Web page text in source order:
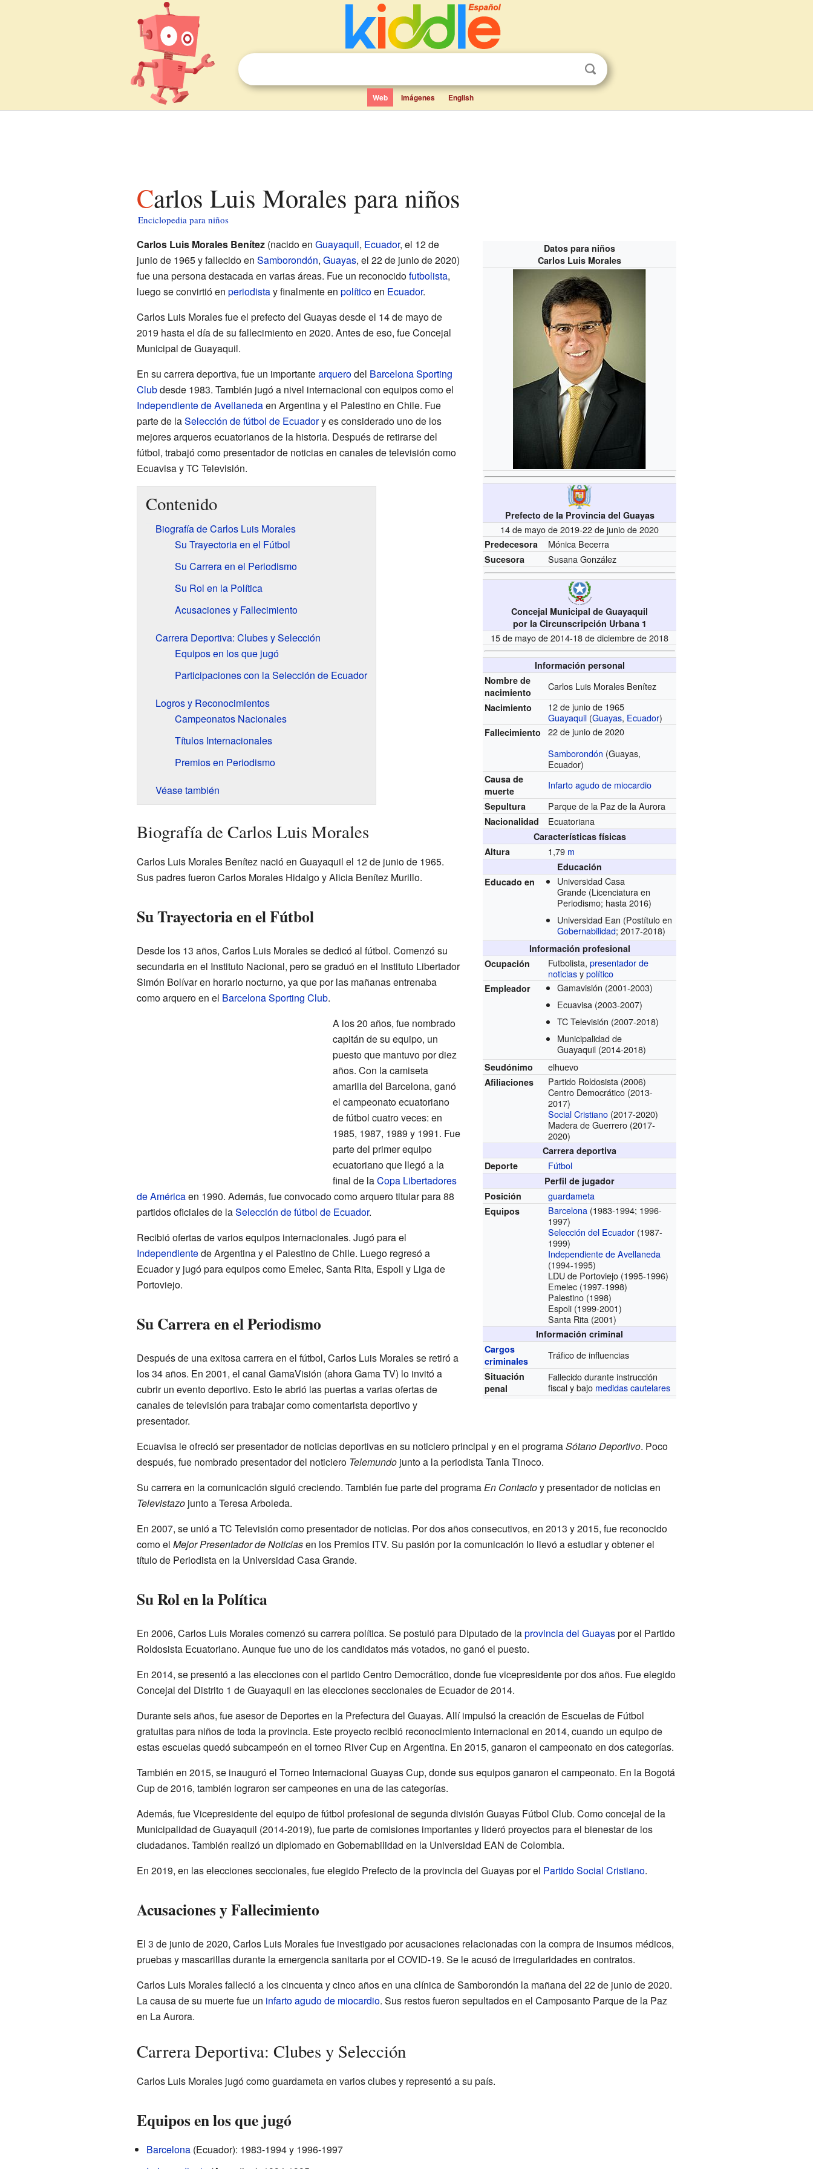
Web Imágenes English
Carlos Luis Morales para niños
Enciclopedia para niños
Datos para niños
Carlos Luis Morales
Prefecto de la Provincia del Guayas
14 de mayo de 2019-22 de junio de 2020
Predecesora Mónica Becerra
Sucesora Susana González
Concejal Municipal de Guayaquil
por la Circunscripción Urbana 1
15 de mayo de 2014-18 de diciembre de 2018
Información personal
Nombre de
nacimiento
Carlos Luis Morales Benítez
Nacimiento
12 de junio de 1965
Guayaquil (Guayas, Ecuador)
Fallecimiento
22 de junio de 2020
Samborondón (Guayas,
Ecuador)
Causa de
muerte
Infarto agudo de miocardio
Sepultura Parque de la Paz de la Aurora
Nacionalidad Ecuatoriana
Características físicas
Altura
1,79 m
Educación
Educado en
Universidad Casa
Grande (Licenciatura en
Periodismo; hasta 2016)
Universidad Ean (Postítulo en
Gobernabilidad; 2017-2018)
Información profesional
Ocupación
Futbolista,presentador de
noticiasypolítico
Empleador Gamavisión (2001-2003)
Ecuavisa (2003-2007)
TC Televisión (2007-2018)
Municipalidad de
Guayaquil (2014-2018)
Seudónimo elhuevo
Afiliaciones Partido Roldosista (2006)
Centro Democrático (2013-
2017)
Social Cristiano (2017-2020)
Madera de Guerrero (2017-
2020)
Carrera deportiva
Deporte
Fútbol
Perfil de jugador
Posición
guardameta
Equipos Barcelona (1983-1994; 1996-
1997)
Selección del Ecuador (1987-
1999)
Independiente de Avellaneda
(1994-1995)
LDU de Portoviejo (1995-1996)
Emelec (1997-1998)
Palestino (1998)
Espoli (1999-2001)
Santa Rita (2001)
Información criminal
Cargos
criminales
Tráfico de influencias
Situación
penal
Fallecido durante instrucción
fiscal y bajo medidas cautelares
Carlos Luis Morales Benítez(nacido en Guayaquil, Ecuador, el 12 de
junio de 1965 y fallecido en Samborondón, Guayas, el 22 de junio de 2020)
fue una persona destacada en varias áreas. Fue un reconocidofutbolista,
luego se convirtió en periodistay finalmente en políticoen Ecuador.
Carlos Luis Morales fue el prefecto del Guayas desde el 14 de mayo de
2019 hasta el día de su fallecimiento en 2020. Antes de eso, fue Concejal
Municipal de Guayaquil.
En su carrera deportiva, fue un importantearquerodel Barcelona Sporting
Clubdesde 1983. También jugó a nivel internacional con equipos como el
Independiente de Avellanedaen Argentina y el Palestino en Chile. Fue
parte de laSelección de fútbol de Ecuadory es considerado uno de los
mejores arqueros ecuatorianos de la historia. Después de retirarse del
fútbol, trabajó como presentador de noticias en canales de televisión como
Ecuavisa y TC Televisión.
Contenido
Biografía de Carlos Luis Morales
Su Trayectoria en el Fútbol
Su Carrera en el Periodismo
Su Rol en la Política
Acusaciones y Fallecimiento
Carrera Deportiva: Clubes y Selección
Equipos en los que jugó
Participaciones con la Selección de Ecuador
Logros y Reconocimientos
Campeonatos Nacionales
Títulos Internacionales
Premios en Periodismo
Véase también
Biografía de Carlos Luis Morales
Carlos Luis Morales Benítez nació en Guayaquil el 12 de junio de 1965.
Sus padres fueron Carlos Morales Hidalgo y Alicia Benítez Murillo.
Su Trayectoria en el Fútbol
Desde los 13 años, Carlos Luis Morales se dedicó al fútbol. Comenzó su
secundaria en el Instituto Nacional, pero se graduó en el Instituto Libertador
Simón Bolívar en horario nocturno, ya que por las mañanas entrenaba
como arquero en el Barcelona Sporting Club.
A los 20 años, fue nombrado
capitán de su equipo, un
puesto que mantuvo por diez
años. Con la camiseta
amarilla del Barcelona, ganó
el campeonato ecuatoriano
de fútbol cuatro veces: en
1985, 1987, 1989 y 1991. Fue
parte del primer equipo
ecuatoriano que llegó a la
final de laCopa Libertadores
de Américaen 1990. Además, fue convocado como arquero titular para 88
partidos oficiales de laSelección de fútbol de Ecuador.
Recibió ofertas de varios equipos internacionales. Jugó para el
Independientede Argentina y el Palestino de Chile. Luego regresó a
Ecuador y jugó para equipos como Emelec, Santa Rita, Espoli y Liga de
Portoviejo.
Su Carrera en el Periodismo
Después de una exitosa carrera en el fútbol, Carlos Luis Morales se retiró a
los 34 años. En 2001, el canal GamaVisión (ahora Gama TV) lo invitó a
cubrir un evento deportivo. Esto le abrió las puertas a varias ofertas de
canales de televisión para trabajar como comentarista deportivo y
presentador.
Ecuavisa le ofreció ser presentador de noticias deportivas en su noticiero principal y en el programaSótano Deportivo. Poco
después, fue nombrado presentador del noticiero Telemundojunto a la periodista Tania Tinoco.
Su carrera en la comunicación siguió creciendo. También fue parte del programaEn Contactoy presentador de noticias en
Televistazojunto a Teresa Arboleda.
En 2007, se unió a TC Televisión como presentador de noticias. Por dos años consecutivos, en 2013 y 2015, fue reconocido
como el Mejor Presentador de Noticiasen los Premios ITV. Su pasión por la comunicación lo llevó a estudiar y obtener el
título de Periodista en la Universidad Casa Grande.
Su Rol en la Política
En 2006, Carlos Luis Morales comenzó su carrera política. Se postuló para Diputado de laprovincia del Guayaspor el Partido
Roldosista Ecuatoriano. Aunque fue uno de los candidatos más votados, no ganó el puesto.
En 2014, se presentó a las elecciones con el partido Centro Democrático, donde fue vicepresidente por dos años. Fue elegido
Concejal del Distrito 1 de Guayaquil en las elecciones seccionales de Ecuador de 2014.
Durante seis años, fue asesor de Deportes en la Prefectura del Guayas. Allí impulsó la creación de Escuelas de Fútbol
gratuitas para niños de toda la provincia. Este proyecto recibió reconocimiento internacional en 2014, cuando un equipo de
estas escuelas quedó subcampeón en el torneo River Cup en Argentina. En 2015, ganaron el campeonato en dos categorías.
También en 2015, se inauguró el Torneo Internacional Guayas Cup, donde sus equipos ganaron el campeonato. En la Bogotá
Cup de 2016, también lograron ser campeones en una de las categorías.
Además, fue Vicepresidente del equipo de fútbol profesional de segunda división Guayas Fútbol Club. Como concejal de la
Municipalidad de Guayaquil (2014-2019), fue parte de comisiones importantes y lideró proyectos para el bienestar de los
ciudadanos. También realizó un diplomado en Gobernabilidad en la Universidad EAN de Colombia.
En 2019, en las elecciones seccionales, fue elegido Prefecto de la provincia del Guayas por el Partido Social Cristiano.
Acusaciones y Fallecimiento
El 3 de junio de 2020, Carlos Luis Morales fue investigado por acusaciones relacionadas con la compra de insumos médicos,
pruebas y mascarillas durante la emergencia sanitaria por el COVID-19. Se le acusó de irregularidades en contratos.
Carlos Luis Morales falleció a los cincuenta y cinco años en una clínica de Samborondón la mañana del 22 de junio de 2020.
La causa de su muerte fue un infarto agudo de miocardio. Sus restos fueron sepultados en el Camposanto Parque de la Paz
en La Aurora.
Carrera Deportiva: Clubes y Selección
Carlos Luis Morales jugó como guardameta en varios clubes y representó a su país.
Equipos en los que jugó
Barcelona(Ecuador): 1983-1994 y 1996-1997